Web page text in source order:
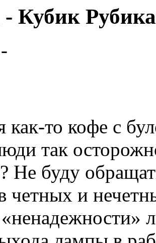
Кубик Рубика
как-то кофе с
так
Не буду
четных и